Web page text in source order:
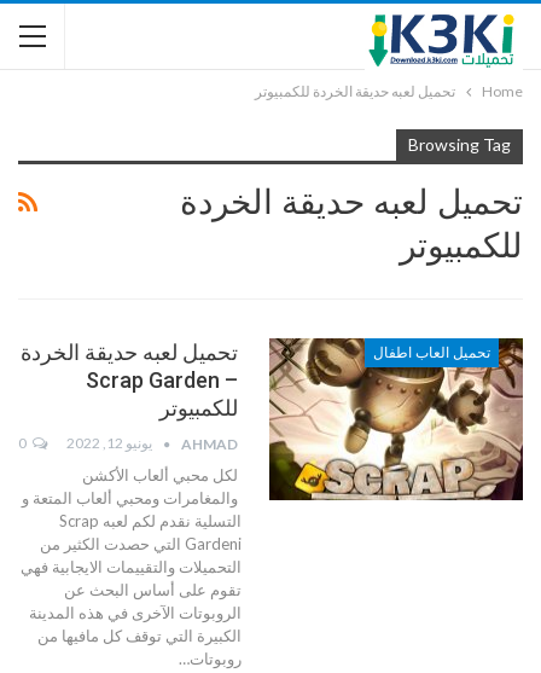
Home تحميل لعبه حديقة الخردة للكمبيوتر
Browsing Tag
تحميل لعبه حديقة الخردة
للكمبيوتر
تحميل العاب اطفال
تحميل لعبه حديقة الخردة
– Scrap Garden
للكمبيوتر
AHMAD يونيو 12, 2022
لكل محبي ألعاب الأكشن
والمغامرات ومحبي ألعاب المتعة و
التسلية نقدم لكم لعبه Scrap
Gardeni التي حصدت الكثير من
التحميلات والتقييمات الايجابية فهي
تقوم على أساس البحث عن
الروبوتات الآخرى في هذه المدينة
الكبيرة التي توقف كل مافيها من
روبوتات…